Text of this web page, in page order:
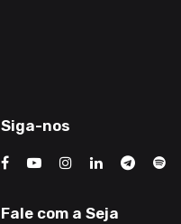
Siga-nos
Fale com a Seja